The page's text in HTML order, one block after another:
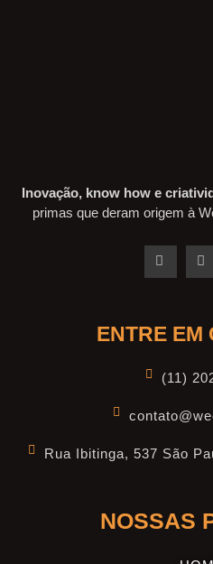
Inovação, know how e
primas que deram origem à
ENTRE EM
(11)
Rua Ibitinga, 537 São
NOSSAS